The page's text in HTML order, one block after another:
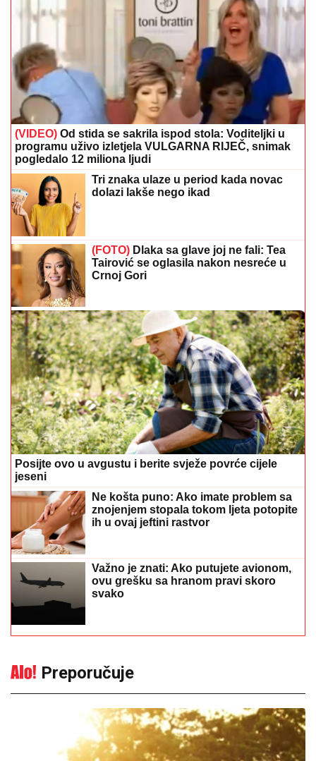
(VIDEO) Od stida se sakrila ispod stola: Voditeljki u
programu uživo izletjela VULGARNA RIJEČ, snimak
pogledalo 12 miliona ljudi
Tri znaka ulaze u period kada novac
dolazi lakše nego ikad
(FOTO) Dlaka sa glave joj ne fali: Tea
Tairović se oglasila nakon nesreće u
Crnoj Gori
Posijte ovo u avgustu i berite svježe povrće cijele
jeseni
Ne košta puno: Ako imate problem sa
znojenjem stopala tokom ljeta potopite
ih u ovaj jeftini rastvor
Važno je znati: Ako putujete avionom,
ovu grešku sa hranom pravi skoro
svako
Preporučuje